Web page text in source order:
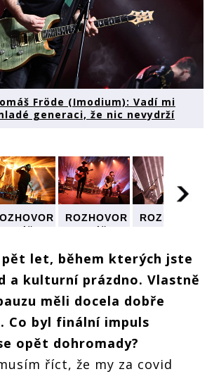
Fröde (Imodium): Vadí mi
generaci, že nic nevydrží
Tomáš
mi
mladé
nic
ROZHOVOR
| Tomáš
(Imodium):
vysmívání
se mladé
generaci,
že nic
ROZHOVOR
(Imodium):
Vadí mi
vysmívání
se mladé
generaci,
že nic
let, během kterých jste
a kulturní prázdno. Vlastně
měli docela dobře
Co byl finální impuls
opět dohromady?
říct, že my za covid